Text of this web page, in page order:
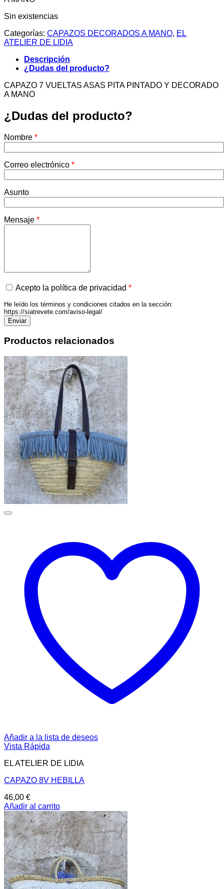
Sin existencias
Categorías: CAPAZOS DECORADOS A MANO, EL
ATELIER DE LIDIA
Descripción
¿Dudas del producto?
CAPAZO 7 VUELTAS ASAS PITA PINTADO Y DECORADO
A MANO
¿Dudas del producto?
Nombre *
Correo electrónico *
Asunto
Mensaje *
Acepto la política de privacidad *
He leído los términos y condiciones citados en la sección:
https://siatrevete.com/aviso-legal/
Productos relacionados
Añadir a la lista de deseos
Vista Rápida
EL ATELIER DE LIDIA
CAPAZO 8V HEBILLA
46,00 €
Añadir al carrito